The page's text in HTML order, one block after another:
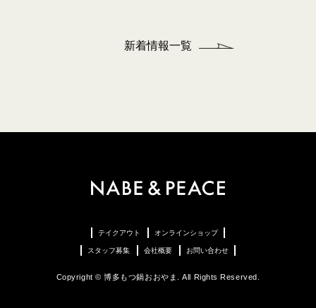
新着情報一覧
テイクアウト オンラインショップ
スタッフ募集 会社概要 お問い合わせ
Copyright © 博多もつ鍋おおやま. All Rights Reserved.